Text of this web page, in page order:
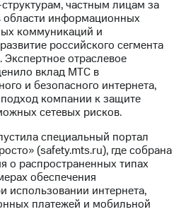
частным лицам за
области информационных
коммуникаций и
российского сегмента
Экспертное отраслевое
вклад МТС в
и безопасного интернета,
компании к защите
сетевых рисков.
специальный портал
(safety.mts.ru), где собрана
о распространенных типах
обеспечения
использовании интернета,
платежей и мобильной